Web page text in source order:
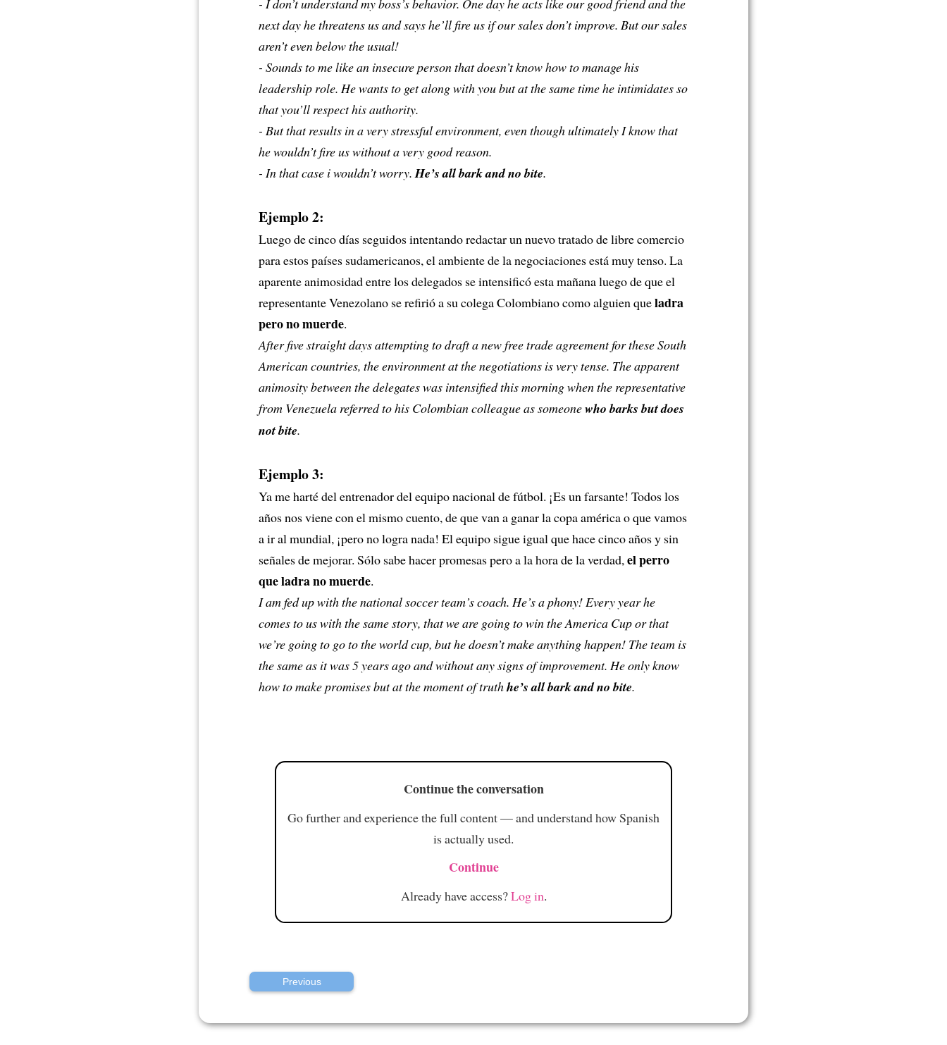
next day he threatens us and says he’ll fire us if our sales don’t improve. But our sales
aren’t even below the usual!
- Sounds to me like an insecure person that doesn’t know how to manage his
leadership role. He wants to get along with you but at the same time he intimidates so
that you’ll respect his authority.
- But that results in a very stressful environment, even though ultimately I know that
he wouldn’t fire us without a very good reason.
- In that case i wouldn’t worry.He’s all bark and no bite.
Ejemplo 2:
Luego de cinco días seguidos intentando redactar un nuevo tratado de libre comercio
para estos países sudamericanos, el ambiente de la negociaciones está muy tenso. La
aparente animosidad entre los delegados se intensificó esta mañana luego de que el
representante Venezolano se refirió a su colega Colombiano como alguien queladra
pero no muerde.
After five straight days attempting to draft a new free trade agreement for these South
American countries, the environment at the negotiations is very tense. The apparent
animosity between the delegates was intensified this morning when the representative
from Venezuela referred to his Colombian colleague as someonewho barks but does
not bite.
Ejemplo 3:
Ya me harté del entrenador del equipo nacional de fútbol. ¡Es un farsante! Todos los
años nos viene con el mismo cuento, de que van a ganar la copa américa o que vamos
a ir al mundial, ¡pero no logra nada! El equipo sigue igual que hace cinco años y sin
señales de mejorar. Sólo sabe hacer promesas pero a la hora de la verdad, el perro
que ladra no muerde.
I am fed up with the national soccer team’s coach. He’s a phony! Every year he
comes to us with the same story, that we are going to win the America Cup or that
we’re going to go to the world cup, but he doesn’t make anything happen! The team is
the same as it was 5 years ago and without any signs of improvement. He only know
how to make promises but at the moment of truthhe’s all bark and no bite.
Continue the conversation
Go further and experience the full content — and understand how Spanish
is actually used.
Continue
Already have access?Log in.
Previous